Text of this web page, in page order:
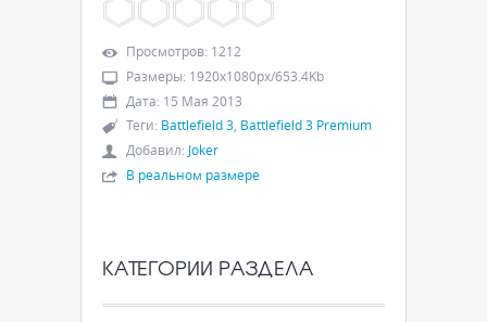
Просмотров: 1212
Размеры: 1920x1080px/653.4Kb
Дата: 15 Мая 2013
Теги: Battlefield 3, Battlefield 3 Premium
Добавил: Joker
В реальном размере
КАТЕГОРИИ РАЗДЕЛА